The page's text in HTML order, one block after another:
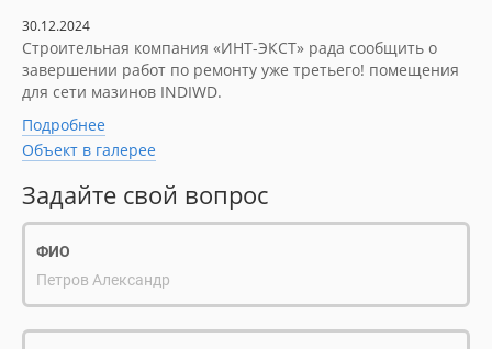
30.12.2024
Строительная компания «ИНТ-ЭКСТ» рада сообщить о
завершении работ по ремонту уже третьего! помещения
для сети мазинов INDIWD.
Подробнее
Объект в галерее
Задайте свой вопрос
ФИО
Петров Александр